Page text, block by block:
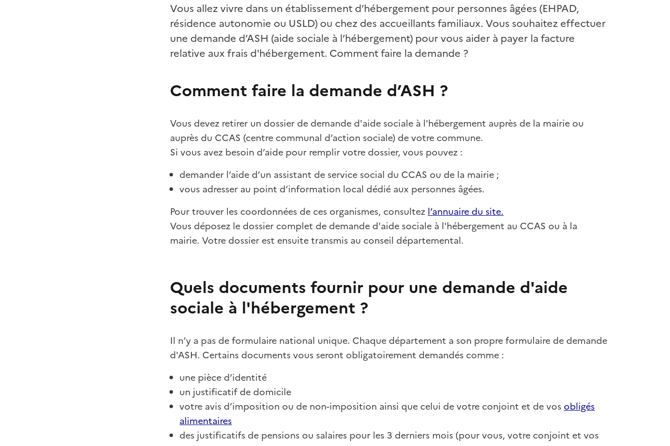
Vous allez vivre dans un établissement d’hébergement pour personnes âgées (EHPAD,
résidence autonomie ou USLD) ou chez des accueillants familiaux. Vous souhaitez effectuer
une demande d’ASH (aide sociale à l’hébergement) pour vous aider à payer la facture
relative aux frais d'hébergement. Comment faire la demande ?
Comment faire la demande d’ASH ?
Vous devez retirer un dossier de demande d'aide sociale à l'hébergement auprès de la mairie ou
auprès du CCAS (centre communal d’action sociale) de votre commune.
Si vous avez besoin d’aide pour remplir votre dossier, vous pouvez :
demander l’aide d’un assistant de service social du CCAS ou de la mairie ;
vous adresser au point d’information local dédié aux personnes âgées.
Pour trouver les coordonnées de ces organismes, consultez l’annuaire du site.
Vous déposez le dossier complet de demande d'aide sociale à l'hébergement au CCAS ou à la
mairie. Votre dossier est ensuite transmis au conseil départemental.
Quels documents fournir pour une demande d'aide
sociale à l'hébergement ?
Il n’y a pas de formulaire national unique. Chaque département a son propre formulaire de demande
d'ASH. Certains documents vous seront obligatoirement demandés comme :
une pièce d’identité
un justificatif de domicile
votre avis d’imposition ou de non-imposition ainsi que celui de votre conjoint et de vosobligés
alimentaires
des justificatifs de pensions ou salaires pour les 3 derniers mois (pour vous, votre conjoint et vos